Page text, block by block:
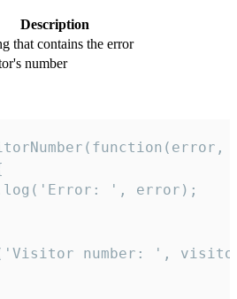
Description
that contains the error
number
', error);
number: ',